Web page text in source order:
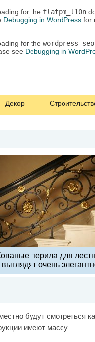
for the flatpm_l10n
Debugging in WordPress for
for the wordpress-seo
see Debugging in
Декор
перила для
выглядят очень
будут смотреться
имеют массу